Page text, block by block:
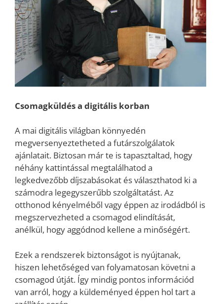
Csomagküldés a digitális korban
A mai digitális világban könnyedén
megversenyeztetheted a futárszolgálatok
ajánlatait. Biztosan már te is tapasztaltad, hogy
néhány kattintással megtalálhatod a
legkedvezőbb díjszabásokat és választhatod ki a
számodra legegyszerűbb szolgáltatást. Az
otthonod kényelméből vagy éppen az irodádból is
megszervezheted a csomagod elindítását,
anélkül, hogy aggódnod kellene a minőségért.
Ezek a rendszerek biztonságot is nyújtanak,
hiszen lehetőséged van folyamatosan követni a
csomagod útját. Így mindig pontos információd
van arról, hogy a küldeményed éppen hol tart a